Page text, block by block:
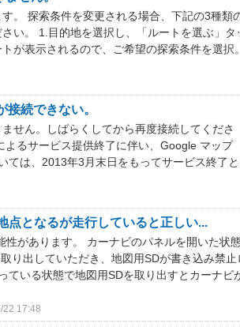
。 探索条件を変更される場合、下記の3種類
い。 1.目的地を選択し、「ルートを選ぶ」タ
表示されるので、ご希望の探索条件を選択。
続できない。
せん。しばらくしてから再度接続してくださ
るサービス提供終了に伴い、Google マップ
ては、2013年3月末日をもってサービス終了と
点となるが走行していると正しい...
があります。 カーナビのパネルを開いた状
り出していただき、地図用SDが書き込み禁止
ている状態で地図用SDを取り出すとカーナビ
22 17:48